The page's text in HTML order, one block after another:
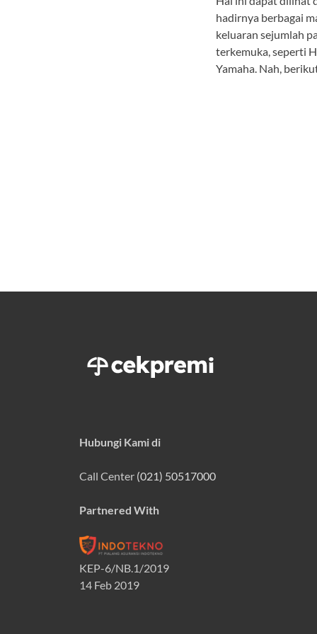
hadirnya berbagai
keluaran sejumlah
terkemuka, seperti
Yamaha. Nah,
Hubungi Kami di
Call Center (021) 50517000
Partnered With
KEP-6/NB.1/2019
14 Feb 2019